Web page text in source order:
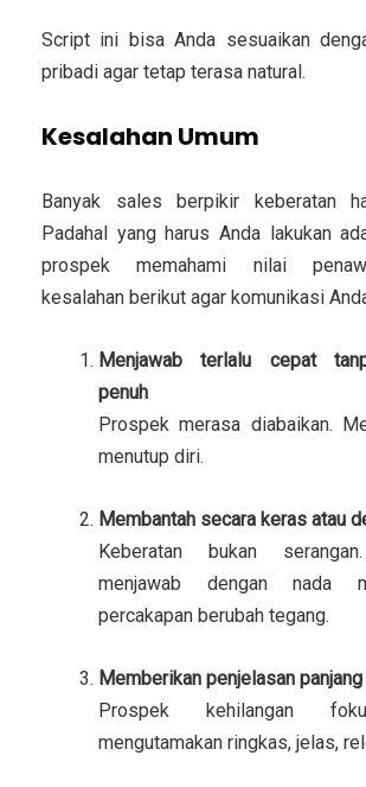
Script ini bisa Anda sesuaikan
pribadi agar tetap terasa natural.
Kesalahan Umum
Banyak sales berpikir keberatan
Padahal yang harus Anda lakukan
prospek memahami nilai
kesalahan berikut agar komunikasi
Menjawab terlalu cepat
penuh
Prospek merasa diabaikan.
menutup diri.
Membantah secara keras atau
Keberatan bukan
menjawab dengan nada
percakapan berubah tegang.
Memberikan penjelasan
Prospek kehilangan
mengutamakan ringkas, jelas,